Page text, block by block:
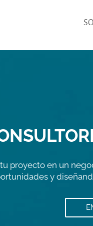
proyecto en un
y